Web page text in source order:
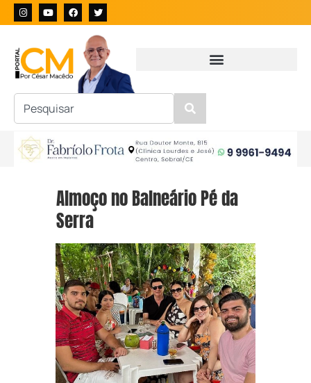
Almoço no Balneário Pé da
Serra